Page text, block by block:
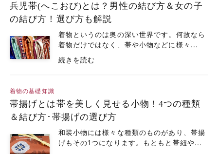
兵児帯(へこおび)とは？男性の結び方＆女の子
の結び方！選び方も解説
着物というのは奥の深い世界です。何故なら
着物だけではなく、帯や小物などに様々...
続きを読む
着物の基礎知識
帯揚げとは帯を美しく見せる小物！4つの種類
＆結び方･帯揚げの選び方
和装小物には様々な種類のものがあり、帯揚
げもその1つになります。もともと帯紐や...